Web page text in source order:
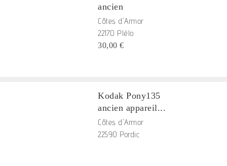
ancien
Côtes d'Armor
22170 Plélo
30,00 €
Kodak Pony135
ancien appareil...
Côtes d'Armor
22590 Pordic